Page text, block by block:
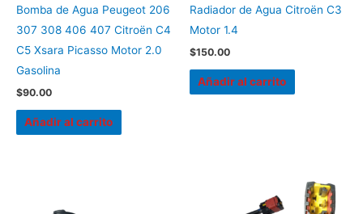
Bomba de Agua Peugeot 206
307 308 406 407 Citroën C4
C5 Xsara Picasso Motor 2.0
Gasolina
$90.00
Añadir al carrito
Radiador de Agua Citroën C3
Motor 1.4
$150.00
Añadir al carrito